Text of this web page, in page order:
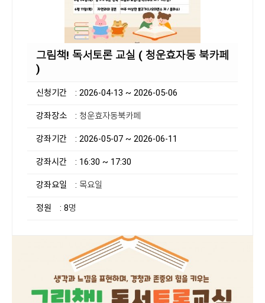
그림책! 독서토론 교실 ( 청운효자동 북카페
)
신청기간 : 2026-04-13 ~ 2026-05-06
강좌장소 : 청운효자동북카페
강좌기간 : 2026-05-07 ~ 2026-06-11
강좌시간 : 16:30 ~ 17:30
강좌요일 : 목요일
정원 : 8명